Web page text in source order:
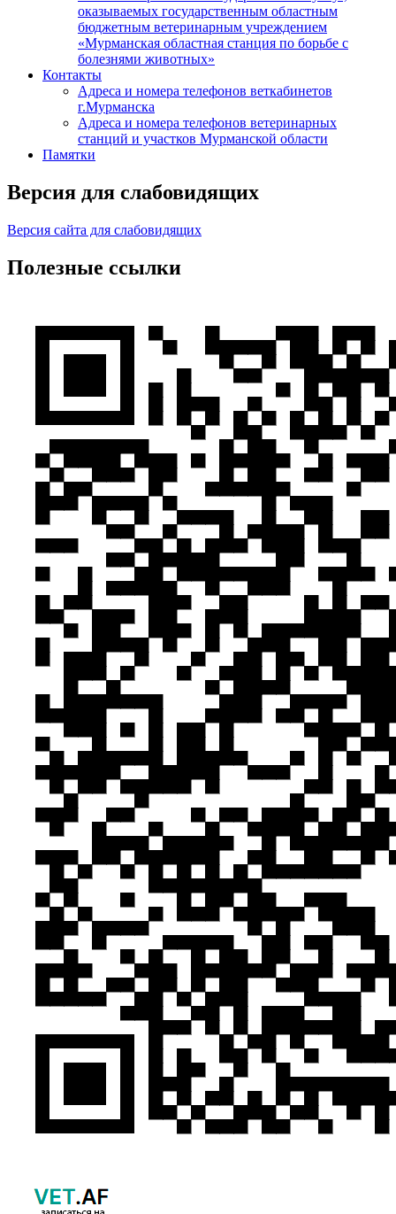
оказываемых государственным областным
бюджетным ветеринарным учреждением
«Мурманская областная станция по борьбе с
болезнями животных»
Контакты
Адреса и номера телефонов веткабинетов
г.Мурманска
Адреса и номера телефонов ветеринарных
станций и участков Мурманской области
Памятки
Версия для слабовидящих
Версия сайта для слабовидящих
Полезные ссылки